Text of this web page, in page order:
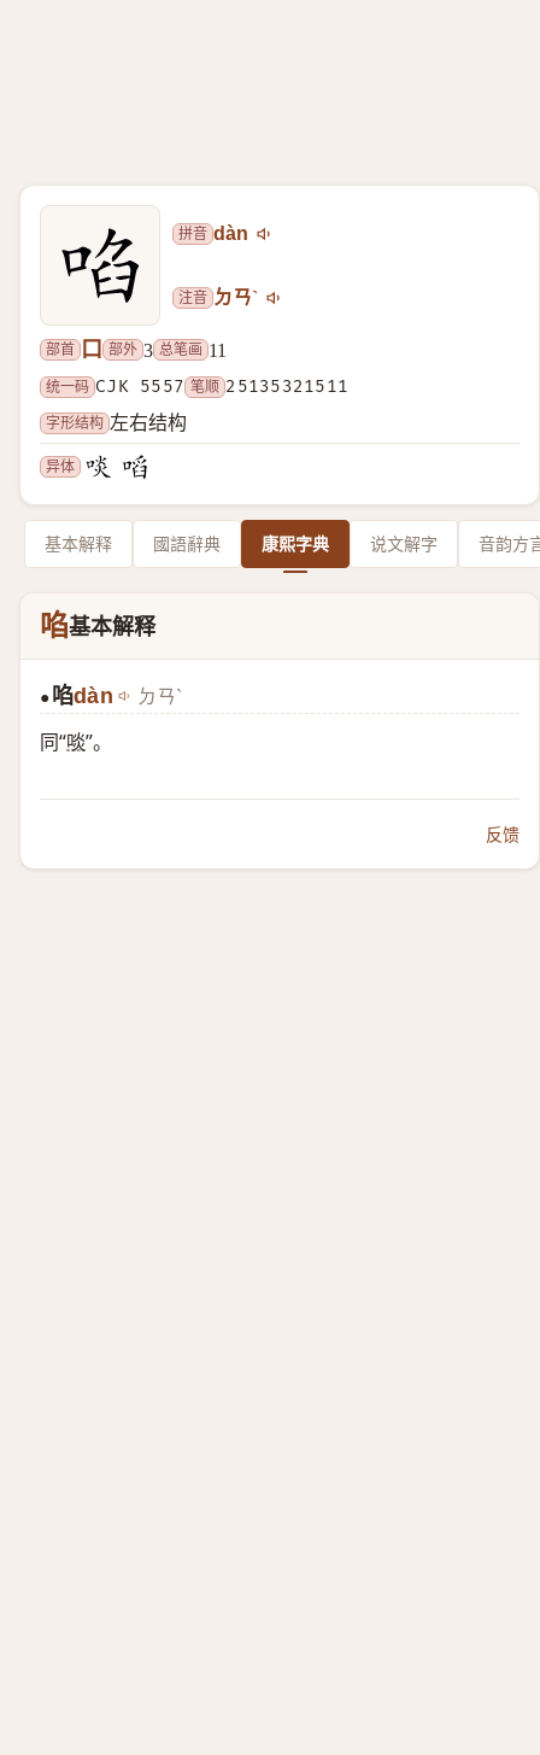
拼音 dàn
注音 ㄉㄢˋ
部首 口 部外 3 总笔画 11
统一码 CJK 5557 笔顺 25135321511
字形结构 左右结构
异体
基本解释 國語辭典 康熙字典 说文解字 音韵方
啗基本解释
● 啗dàn ㄉㄢˋ
同“啖”。
反馈